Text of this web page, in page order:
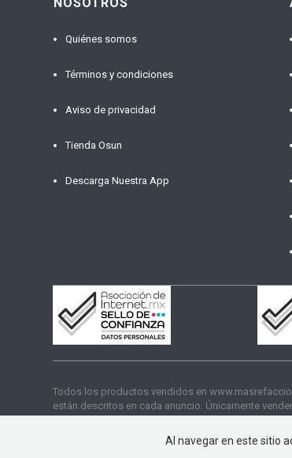
Quiénes somos
Términos y condiciones
Aviso de privacidad
Tienda Osun
Descarga Nuestra App
Todos los productos vendidos en
están descritos en cada anuncio. Únicamente
Al navegar en este sitio